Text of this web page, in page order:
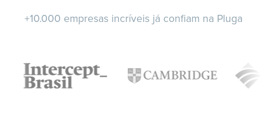
+10.000 empresas incríveis já confiam na Pluga